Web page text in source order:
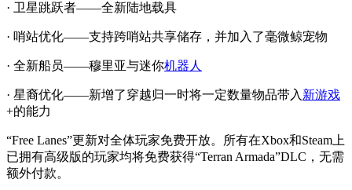
· 卫星跳跃者——全新陆地载具
· 哨站优化——支持跨哨站共享储存，并加入了毫微鲸宠物
· 全新船员——穆里亚与迷你机器人
· 星裔优化——新增了穿越归一时将一定数量物品带入 新游戏
+的能力
“Free Lanes”更新对全体玩家免费开放。所有在Xbox和Steam上
已拥有高级版的玩家均将免费获得“Terran Armada”DLC，无需
额外付款。